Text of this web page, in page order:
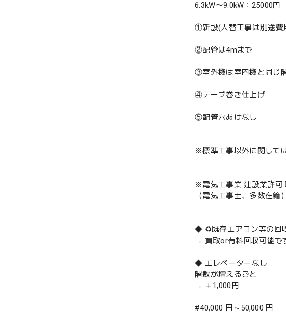
6.3kW〜9.0kW：25000円
①新設(入替工事は別途費
②配管は4mまで
③室外機は室内機と同じ
④テープ巻き仕上げ
⑤配管穴あけなし
※標準工事以外に関して
※電気工事業 建設業許可
（電気工事士、多数在籍）
◆ ♻️既存エアコン等の回
→ 買取or有料回収可能で
◆ エレベーターなし
階数が増えるごと
→ ＋1,000円
#40,000 円～50,000 円